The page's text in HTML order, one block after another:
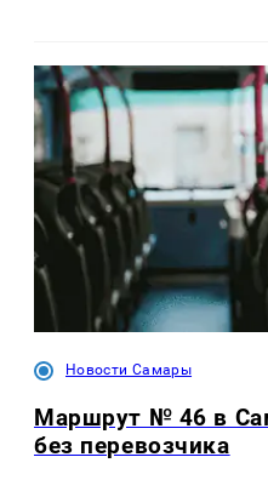
Новости Самары
Маршрут № 46 в
без перевозчика